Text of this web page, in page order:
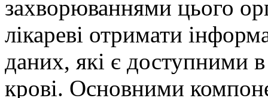
захворюваннями цього
лікареві отримати
даних, які є доступними в
крові. Основними